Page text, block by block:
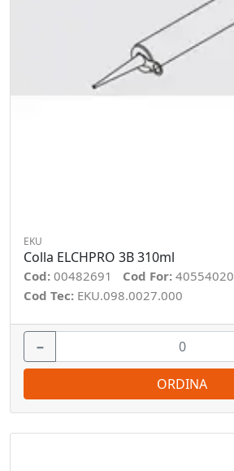
EKU
Colla ELCHPRO 3B 310ml
Cod: 00482691 Cod For: 40554020
Cod Tec: EKU.098.0027.000
−
ORDINA